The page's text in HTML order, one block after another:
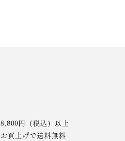
8,800円（税込）以上
お買上げで送料無料